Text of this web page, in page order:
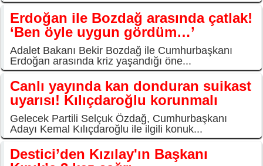
Erdoğan ile Bozdağ arasında çatlak!
‘Ben öyle uygun gördüm…’
Adalet Bakanı Bekir Bozdağ ile Cumhurbaşkanı
Erdoğan arasında kriz yaşandığı öne...
Canlı yayında kan donduran suikast
uyarısı! Kılıçdaroğlu korunmalı
Gelecek Partili Selçuk Özdağ, Cumhurbaşkanı
Adayı Kemal Kılıçdaroğlu ile ilgili konuk...
Destici’den Kızılay'ın Başkanı